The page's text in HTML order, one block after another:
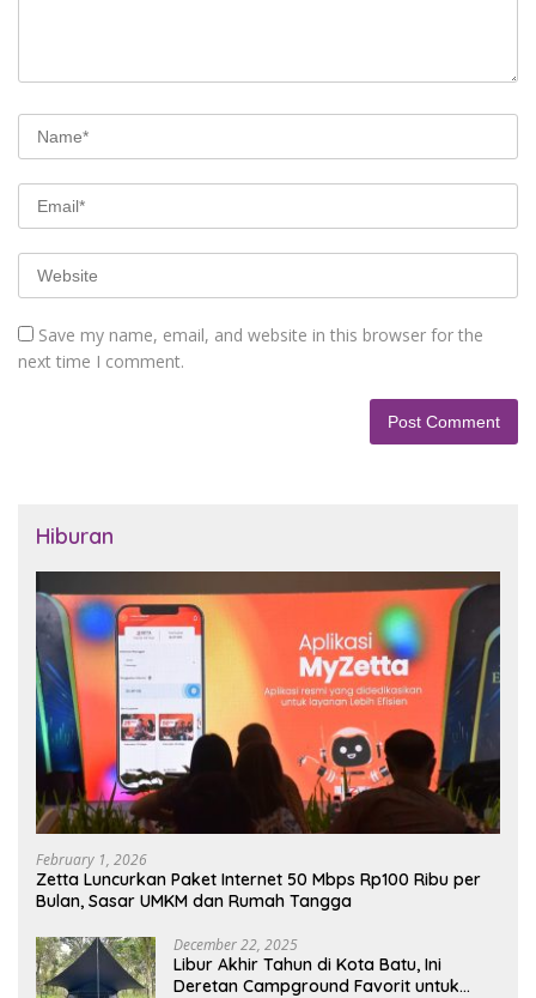
Save my name, email, and website in this browser for the
next time I comment.
Hiburan
February 1, 2026
Zetta Luncurkan Paket Internet 50 Mbps Rp100 Ribu per
Bulan, Sasar UMKM dan Rumah Tangga
December 22, 2025
Libur Akhir Tahun di Kota Batu, Ini
Deretan Campground Favorit untuk